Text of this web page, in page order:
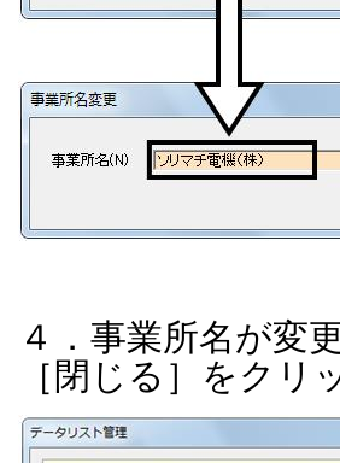
４．事業所名が変
［閉じる］をクリ